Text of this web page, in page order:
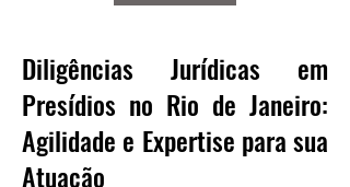
Diligências Jurídicas em
Presídios no Rio de Janeiro:
Agilidade e Expertise para sua
Atuação